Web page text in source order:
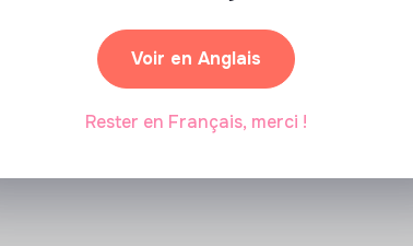
Marianne Roussel •09 janvier 2024
Voir en Anglais
Rester en Français, merci !